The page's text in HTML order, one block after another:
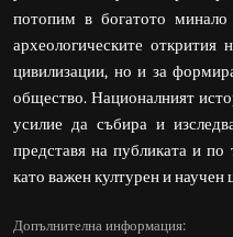
потопим в богатото
археологическите открития
цивилизации, но и за
общество. Националният
усилие да събира и
представя на публиката и по
като важен културен и научен
Допълнителна информация: